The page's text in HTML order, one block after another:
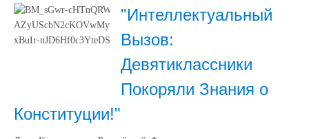
"Интеллектуальный
Вызов:
Девятиклассники
Покоряли Знания о
Конституции!"